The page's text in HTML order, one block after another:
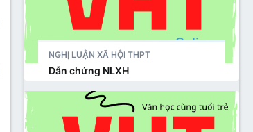
NGHỊ LUẬN XÃ HỘI THPT
Dẫn chứng NLXH